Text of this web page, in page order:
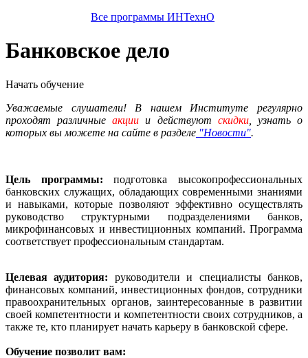
Все программы ИНТехнО
Банковское дело
Начать обучение
Уважаемые слушатели! В нашем Институте регулярно
проходят различныеакции и действуют скидки, узнать о
которых вы можете на сайте в разделе "Новости".
Цель программы: подготовка высокопрофессиональных
банковских служащих, обладающих современными знаниями
и навыками, которые позволяют эффективно осуществлять
руководство структурными подразделениями банков,
микрофинансовых и инвестиционных компаний. Программа
соответствует профессиональным стандартам.
Целевая аудитория: руководители и специалисты банков,
финансовых компаний, инвестиционных фондов, сотрудники
правоохранительных органов, заинтересованные в развитии
своей компетентности и компетентности своих сотрудников, а
также те, кто планирует начать карьеру в банковской сфере.
Обучение позволит вам: